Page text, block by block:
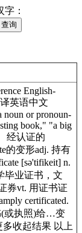
：
English-
英语中文
noun or pronoun-
book," "a big
经认证的
的变形adj. 持有
[sə'tifikeit] n.
毕业证书，文
券vt. 用证书证
certificated.
(或执照)给…变
多收起结果 以上